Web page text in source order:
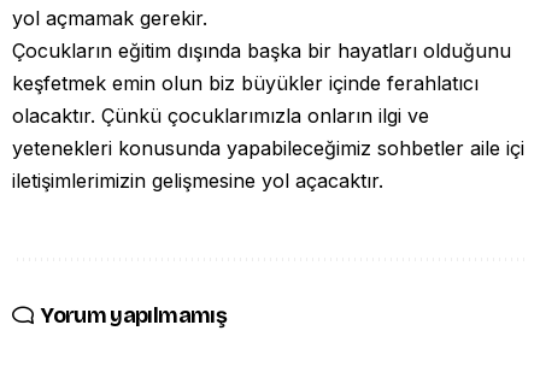
yol açmamak gerekir.
Çocukların eğitim dışında başka bir hayatları olduğunu
keşfetmek emin olun biz büyükler içinde ferahlatıcı
olacaktır. Çünkü çocuklarımızla onların ilgi ve
yetenekleri konusunda yapabileceğimiz sohbetler aile içi
iletişimlerimizin gelişmesine yol açacaktır.
Yorum yapılmamış